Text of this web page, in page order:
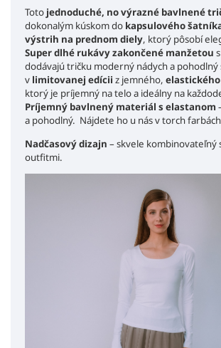
Toto jednoduché, no výrazné bavlnené
dokonalým kúskom do kapsulového
výstrih na prednom diely, ktorý pôsobí
Super dlhé rukávy zakončené manžetou
dodávajú tričku moderný nádych a
v limitovanej edícii z jemného,
ktorý je príjemný na telo a ideálny na
Príjemný bavlnený materiál s elastanom
a pohodlný. Nájdete ho u nás v torch farbách
Nadčasový dizajn – skvele kombinovateľný
outfitmi.